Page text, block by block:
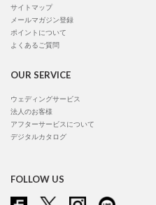
サイトマップ
メールマガジン登録
ポイントについて
よくあるご質問
OUR SERVICE
ウェディングサービス
法人のお客様
アフターサービスについて
デジタルカタログ
FOLLOW US